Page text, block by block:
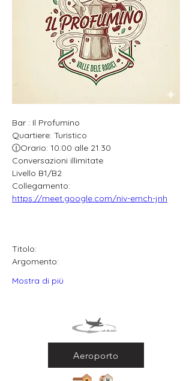
Bar : Il Profumino
Quartiere: Turistico
🕧Orario: 10:00 alle 21.30
Conversazioni illimitate
Livello B1/B2
Collegamento:
https://meet.google.com/niv-emch-jnh
Titolo:
Argomento:
Mostra di più
Aeroporto